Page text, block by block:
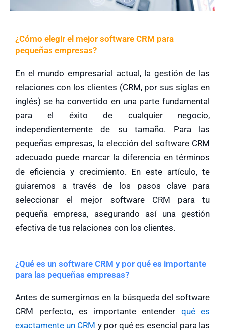
¿Cómo elegir el mejor software CRM para
pequeñas empresas?
En el mundo empresarial actual, la gestión de las
relaciones con los clientes (CRM, por sus siglas en
inglés) se ha convertido en una parte fundamental
para el éxito de cualquier negocio,
independientemente de su tamaño. Para las
pequeñas empresas, la elección del software CRM
adecuado puede marcar la diferencia en términos
de eficiencia y crecimiento. En este artículo, te
guiaremos a través de los pasos clave para
seleccionar el mejor software CRM para tu
pequeña empresa, asegurando así una gestión
efectiva de tus relaciones con los clientes.
¿Qué es un software CRM y por qué es importante
para las pequeñas empresas?
Antes de sumergirnos en la búsqueda del software
CRM perfecto, es importante entender qué es
exactamente un CRM y por qué es esencial para las